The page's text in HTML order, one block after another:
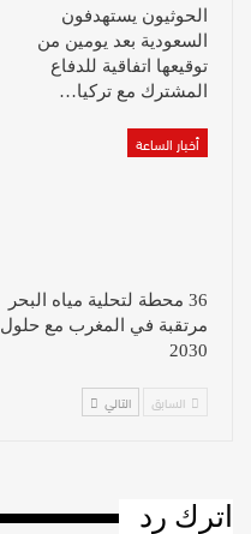
الحوثيون يستهدفون
السعودية بعد يومين من
توقيعها اتفاقية للدفاع
المشترك مع تركيا…
أخبار الساعة
36 محطة لتحلية مياه البحر
مرتقبة في المغرب مع حلول
2030
السابق التالي
اترك رد